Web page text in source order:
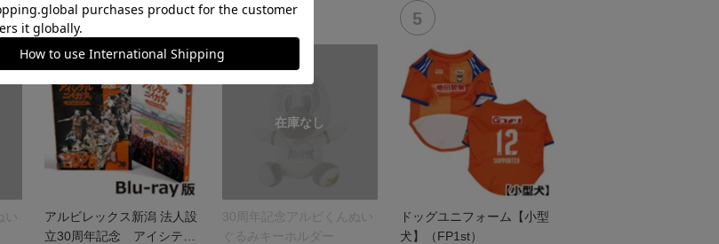
アルビレックス新潟 法人設
立30周年記念 アイシテル
30周年記念アルビくんぬい
ぐるみキーホルダー
ドッグユニフォーム【小型
犬】（FP1st）